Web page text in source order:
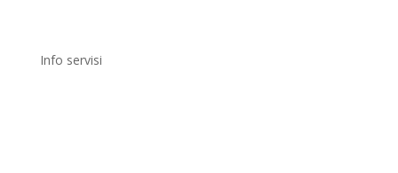
Info servisi